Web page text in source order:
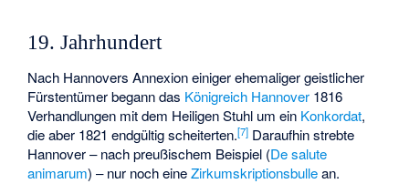
19. Jahrhundert
Nach Hannovers Annexion einiger ehemaliger geistlicher
Fürstentümer begann das Königreich Hannover 1816
Verhandlungen mit dem Heiligen Stuhl um ein Konkordat,
die aber 1821 endgültig scheiterten.[7] Daraufhin strebte
Hannover – nach preußischem Beispiel (De salute
animarum) – nur noch eineZirkumskriptionsbullean.